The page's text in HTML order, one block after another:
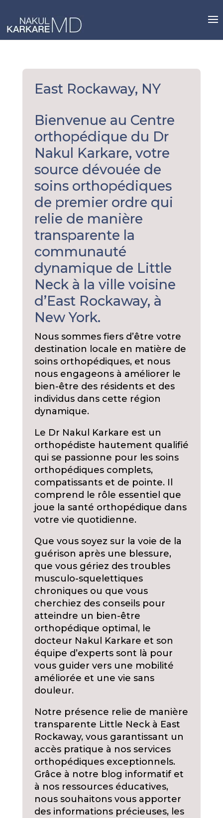
content
East Rockaway, NY
Bienvenue au Centre
orthopédique du Dr
Nakul Karkare, votre
source dévouée de
soins orthopédiques
de premier ordre qui
relie de manière
transparente la
communauté
dynamique de Little
Neck à la ville voisine
d’East Rockaway, à
New York.
Nous sommes fiers d’être votre
destination locale en matière de
soins orthopédiques, et nous
nous engageons à améliorer le
bien-être des résidents et des
individus dans cette région
dynamique.
Le Dr Nakul Karkare est un
orthopédiste hautement qualifié
qui se passionne pour les soins
orthopédiques complets,
compatissants et de pointe. Il
comprend le rôle essentiel que
joue la santé orthopédique dans
votre vie quotidienne.
Que vous soyez sur la voie de la
guérison après une blessure,
que vous gériez des troubles
musculo-squelettiques
chroniques ou que vous
cherchiez des conseils pour
atteindre un bien-être
orthopédique optimal, le
docteur Nakul Karkare et son
équipe d’experts sont là pour
vous guider vers une mobilité
améliorée et une vie sans
douleur.
Notre présence relie de manière
transparente Little Neck à East
Rockaway, vous garantissant un
accès pratique à nos services
orthopédiques exceptionnels.
Grâce à notre blog informatif et
à nos ressources éducatives,
nous souhaitons vous apporter
des informations précieuses, les